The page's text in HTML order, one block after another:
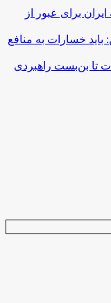
برای عبور از
خسارات به منافع
تا بن‌بست راهبردی